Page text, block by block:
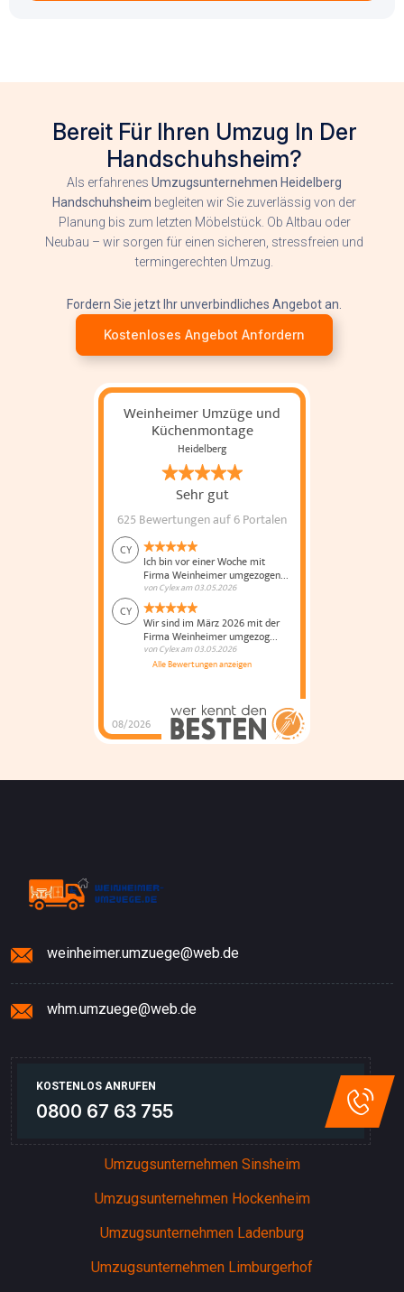
Bereit Für Ihren Umzug In Der
Handschuhsheim?
Als erfahrenes Umzugsunternehmen Heidelberg
Handschuhsheim begleiten wir Sie zuverlässig von der
Planung bis zum letzten Möbelstück. Ob Altbau oder
Neubau – wir sorgen für einen sicheren, stressfreien und
termingerechten Umzug.
Fordern Sie jetzt Ihr unverbindliches Angebot an.
Kostenloses Angebot Anfordern
Weinheimer Umzüge und
Küchenmontage
Heidelberg
Sehr gut
625 Bewertungenauf 6 Portalen
08/2026
CY
Ich bin vor einer Woche mit
Firma Weinheimer umgezogen...
vonCylexam03.05.2026
CY
Wir sind im März 2026 mit der
Firma Weinheimer umgezog...
vonCylexam03.05.2026
Alle Bewertungen anzeigen
Weinheimer Umzüge
und Küchenmontage
weinheimer.umzuege@web.de
whm.umzuege@web.de
KOSTENLOS ANRUFEN
0800 67 63 755
Umzugsunternehmen Sinsheim
Umzugsunternehmen Hockenheim
Umzugsunternehmen Ladenburg
Umzugsunternehmen Limburgerhof